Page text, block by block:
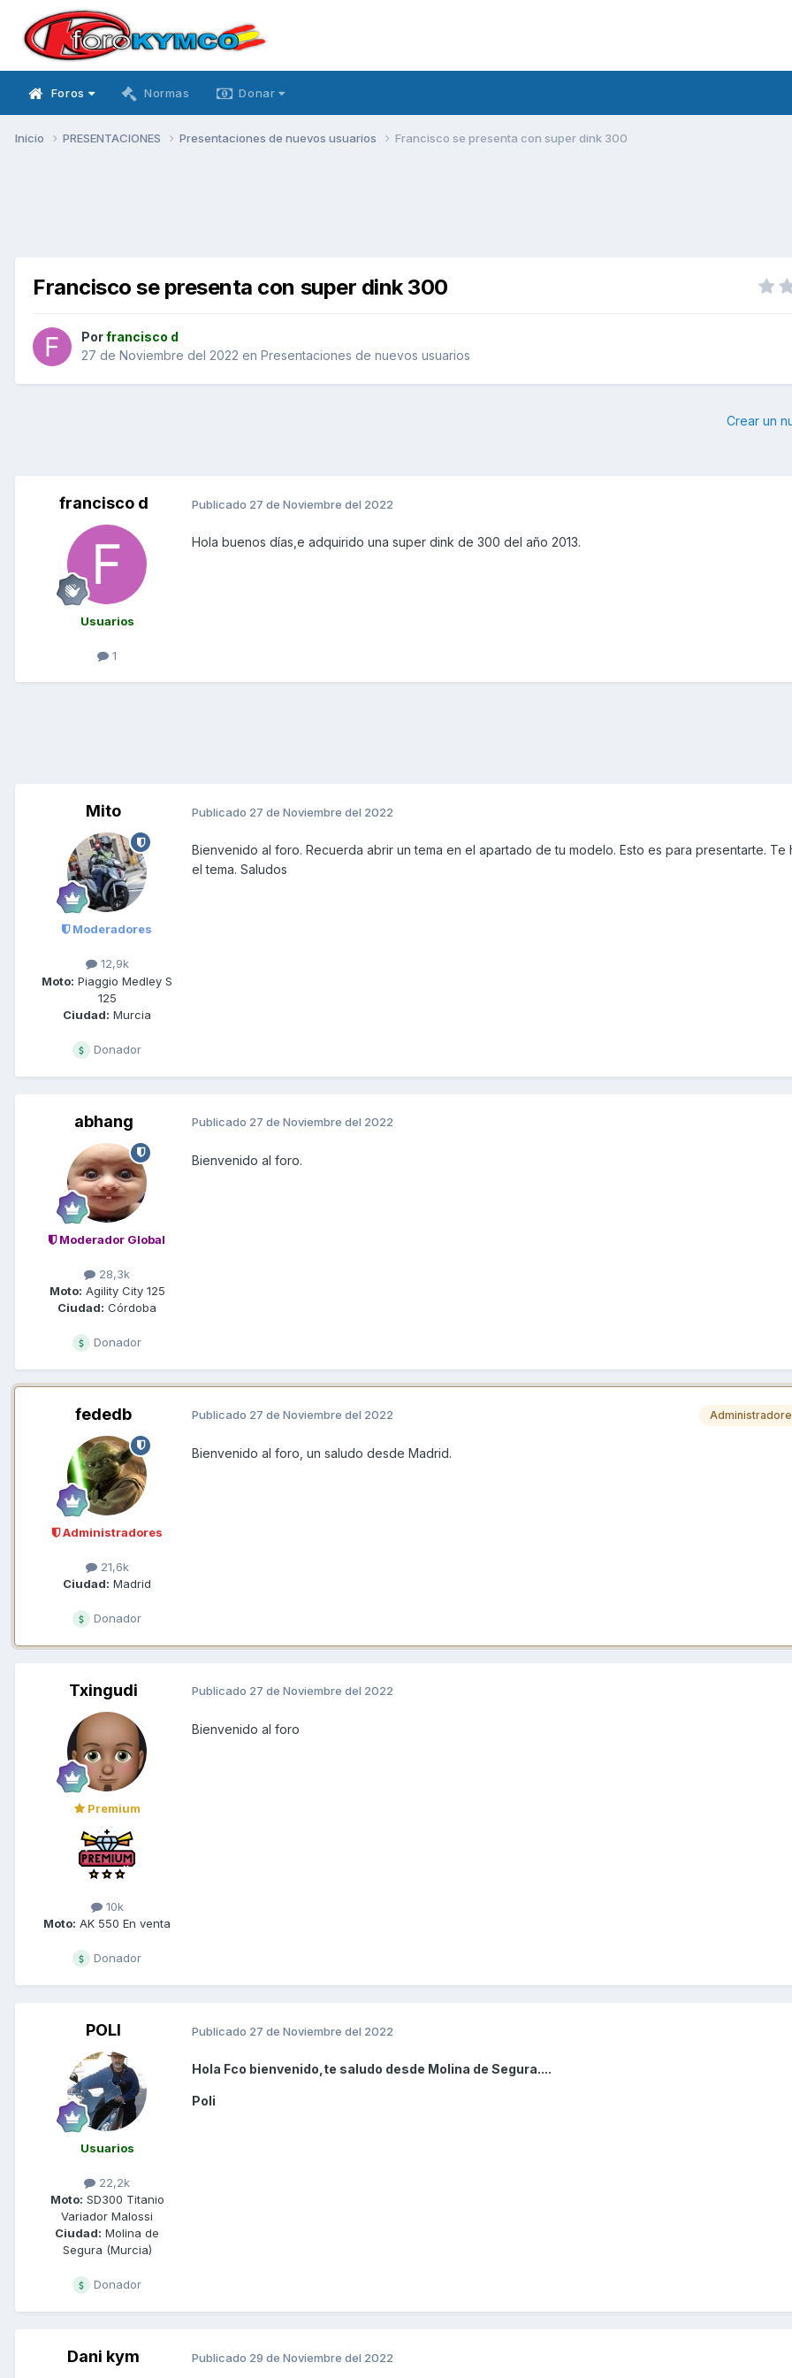
Foros Normas Donar
Inicio PRESENTACIONES Presentaciones de nuevos usuarios Francisco se presenta con super dink 300
Francisco se presenta con super dink 300
Porfrancisco d
27 de Noviembre del 2022 en Presentaciones de nuevos usuarios
Crear un
francisco d
Usuarios
1
Publicado 27 de Noviembre del 2022
Hola buenos días,e adquirido una super dink de 300 del año 2013.
Mito
Moderadores
12,9k
Moto: Piaggio Medley S
125
Ciudad: Murcia
Donador
Publicado 27 de Noviembre del 2022
Bienvenido al foro. Recuerda abrir un tema en el apartado de tu modelo. Esto es para presentarte. Te
el tema. Saludos
abhang
Moderador Global
28,3k
Moto: Agility City 125
Ciudad: Córdoba
Donador
Publicado 27 de Noviembre del 2022
Bienvenido al foro.
fededb
Administradores
21,6k
Ciudad: Madrid
Donador
Publicado 27 de Noviembre del 2022
Bienvenido al foro, un saludo desde Madrid.
Txingudi
Premium
10k
Moto: AK 550 En venta
Donador
Publicado 27 de Noviembre del 2022
Bienvenido al foro
POLI
Usuarios
22,2k
Moto: SD300 Titanio
Variador Malossi
Ciudad: Molina de
Segura (Murcia)
Donador
Publicado 27 de Noviembre del 2022
Hola Fco bienvenido,te saludo desde Molina de Segura....
Poli
Dani kym Publicado 29 de Noviembre del 2022